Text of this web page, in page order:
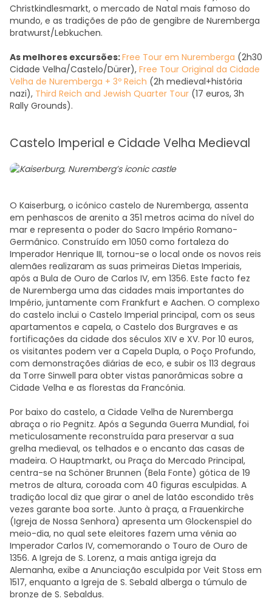
Christkindlesmarkt, o mercado de Natal mais famoso do
mundo, e as tradições de pão de gengibre de Nuremberga
bratwurst/Lebkuchen.
As melhores excursões:Free Tour em Nuremberga (2h30
Cidade Velha/Castelo/Dürer), Free Tour Original da Cidade
Velha de Nuremberga + 3º Reich (2h medieval+história
nazi), Third Reich and Jewish Quarter Tour (17 euros, 3h
Rally Grounds).
Castelo Imperial e Cidade Velha Medieval
O Kaiserburg, o icónico castelo de Nuremberga, assenta
em penhascos de arenito a 351 metros acima do nível do
mar e representa o poder do Sacro Império Romano-
Germânico. Construído em 1050 como fortaleza do
Imperador Henrique III, tornou-se o local onde os novos reis
alemães realizaram as suas primeiras Dietas Imperiais,
após a Bula de Ouro de Carlos IV, em 1356. Este facto fez
de Nuremberga uma das cidades mais importantes do
Império, juntamente com Frankfurt e Aachen. O complexo
do castelo inclui o Castelo Imperial principal, com os seus
apartamentos e capela, o Castelo dos Burgraves e as
fortificações da cidade dos séculos XIV e XV. Por 10 euros,
os visitantes podem ver a Capela Dupla, o Poço Profundo,
com demonstrações diárias de eco, e subir os 113 degraus
da Torre Sinwell para obter vistas panorâmicas sobre a
Cidade Velha e as florestas da Francónia.
Por baixo do castelo, a Cidade Velha de Nuremberga
abraça o rio Pegnitz. Após a Segunda Guerra Mundial, foi
meticulosamente reconstruída para preservar a sua
grelha medieval, os telhados e o encanto das casas de
madeira. O Hauptmarkt, ou Praça do Mercado Principal,
centra-se na Schöner Brunnen (Bela Fonte) gótica de 19
metros de altura, coroada com 40 figuras esculpidas. A
tradição local diz que girar o anel de latão escondido três
vezes garante boa sorte. Junto à praça, a Frauenkirche
(Igreja de Nossa Senhora) apresenta um Glockenspiel do
meio-dia, no qual sete eleitores fazem uma vénia ao
Imperador Carlos IV, comemorando o Touro de Ouro de
1356. A Igreja de S. Lorenz, a mais antiga igreja da
Alemanha, exibe a Anunciação esculpida por Veit Stoss em
1517, enquanto a Igreja de S. Sebald alberga o túmulo de
bronze de S. Sebaldus.